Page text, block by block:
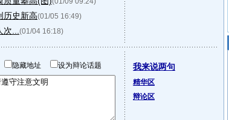
历史新高(01/05 16:49)
... (01/04 16:18)
隐藏地址 设为辩论话题 我来说两句
精华区
辩论区